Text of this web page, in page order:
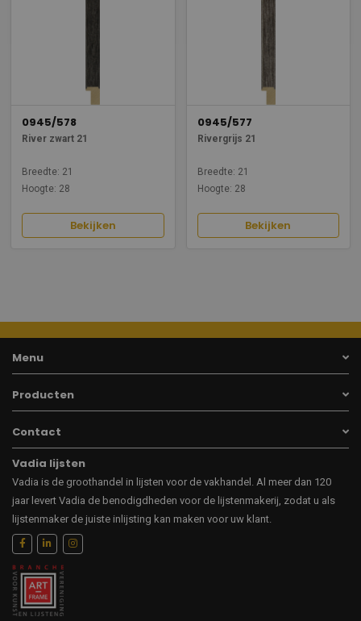
0945/578
River zwart 21
Breedte: 21
Hoogte: 28
Bekijken
0945/577
Rivergrijs 21
Breedte: 21
Hoogte: 28
Bekijken
Menu
Producten
Contact
Vadia lijsten
Vadia is de groothandel in lijsten voor de vakhandel. Al meer dan 120
jaar levert Vadia de benodigdheden voor de lijstenmakerij, zodat u als
lijstenmaker de juiste inlijsting kan maken voor uw klant.